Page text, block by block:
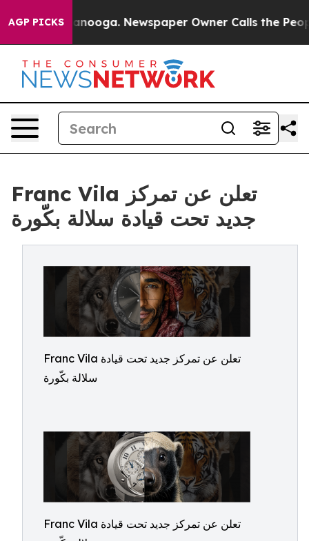
AGP PICKS
in Chattanooga. Newspaper Owner Calls the
Franc Vila تعلن عن تمركز
جديد تحت قيادة سلالة بكّورة
Franc Vila تعلن عن تمركز جديد تحت قيادة
سلالة بكّورة
Franc Vila تعلن عن تمركز جديد تحت قيادة